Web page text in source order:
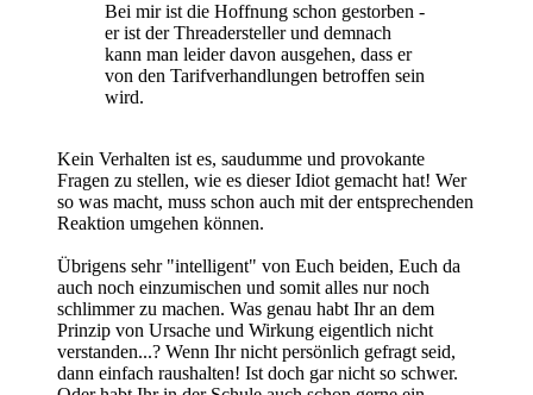
Bei mir ist die Hoffnung schon gestorben -
er ist der Threadersteller und demnach
kann man leider davon ausgehen, dass er
von den Tarifverhandlungen betroffen sein
wird.
Kein Verhalten ist es, saudumme und provokante
Fragen zu stellen, wie es dieser Idiot gemacht hat! Wer
so was macht, muss schon auch mit der entsprechenden
Reaktion umgehen können.
Übrigens sehr "intelligent" von Euch beiden, Euch da
auch noch einzumischen und somit alles nur noch
schlimmer zu machen. Was genau habt Ihr an dem
Prinzip von Ursache und Wirkung eigentlich nicht
verstanden...? Wenn Ihr nicht persönlich gefragt seid,
dann einfach raushalten! Ist doch gar nicht so schwer.